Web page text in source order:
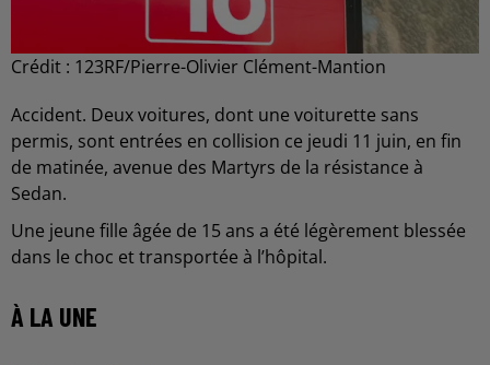
Crédit : 123RF/Pierre-Olivier Clément-Mantion
Accident. Deux voitures, dont une voiturette sans
permis, sont entrées en collision ce jeudi 11 juin, en fin
de matinée, avenue des Martyrs de la résistance à
Sedan.
Une jeune fille âgée de 15 ans a été légèrement blessée
dans le choc et transportée à l’hôpital.
À LA UNE